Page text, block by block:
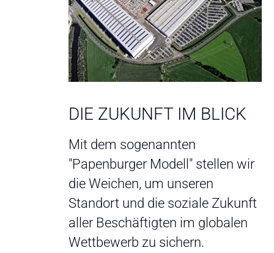
DIE ZUKUNFT IM BLICK
Mit dem sogenannten
"Papenburger Modell" stellen wir
die Weichen, um unseren
Standort und die soziale Zukunft
aller Beschäftigten im globalen
Wettbewerb zu sichern.